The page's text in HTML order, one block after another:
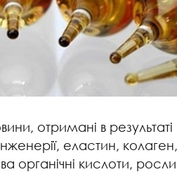
отримані в результаті
еластин,
органічні кислоти,